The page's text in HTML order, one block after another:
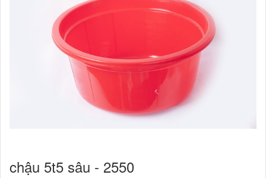
chậu 5t5 sâu - 2550